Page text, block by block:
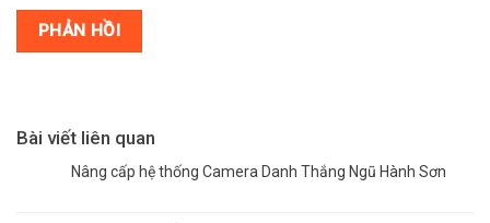
Bài viết liên quan
Nâng cấp hệ thống Camera Danh Thắng Ngũ Hành Sơn